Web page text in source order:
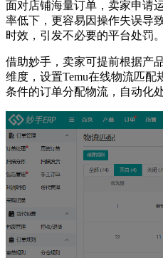
面对店铺海量订单，卖家申请
率低下，更容易因操作失误导
时效，引发不必要的平台处罚。
借助妙手，卖家可提前根据产
维度，设置Temu在线物流匹配
条件的订单分配物流，自动化